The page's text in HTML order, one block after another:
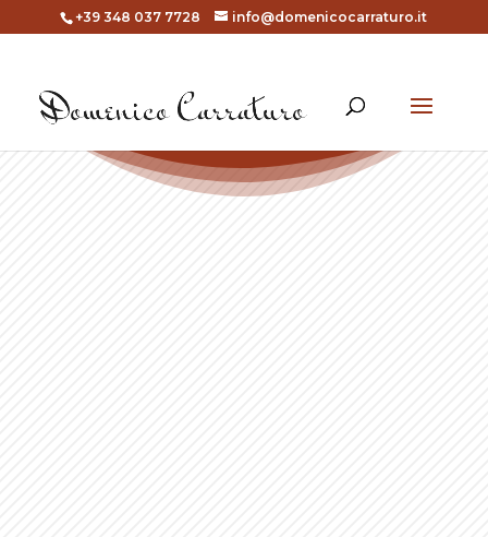
+39 348 037 7728 info@domenicocarraturo.it